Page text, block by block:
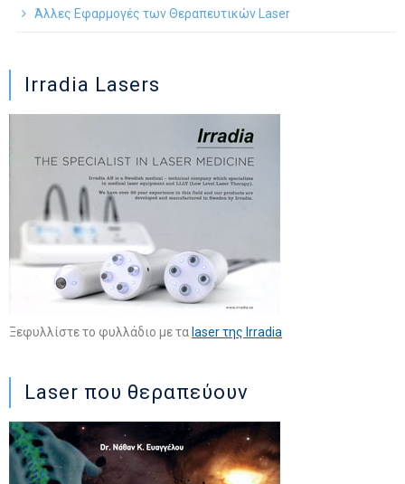
Άλλες Εφαρμογές των Θεραπευτικών Laser
Irradia Lasers
Ξεφυλλίστε το φυλλάδιο με τα laser της Irradia
Laser που θεραπεύουν